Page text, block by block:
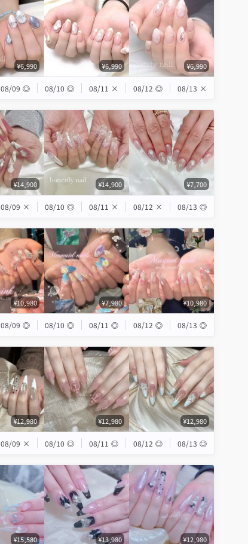
¥6,990 ¥6,990 ¥6,990
08/09 ◎ 08/10 ◎ 08/11 × 08/12 ◎ 08/13 ×
¥14,900 ¥14,900 ¥7,700
08/09 × 08/10 ◎ 08/11 × 08/12 × 08/13 ◎
¥10,980 ¥7,980 ¥10,980
08/09 ◎ 08/10 ◎ 08/11 ◎ 08/12 ◎ 08/13 ◎
¥12,980 ¥12,980 ¥12,980
08/09 × 08/10 ◎ 08/11 ◎ 08/12 ◎ 08/13 ◎
¥15,580 ¥13,980 ¥12,980